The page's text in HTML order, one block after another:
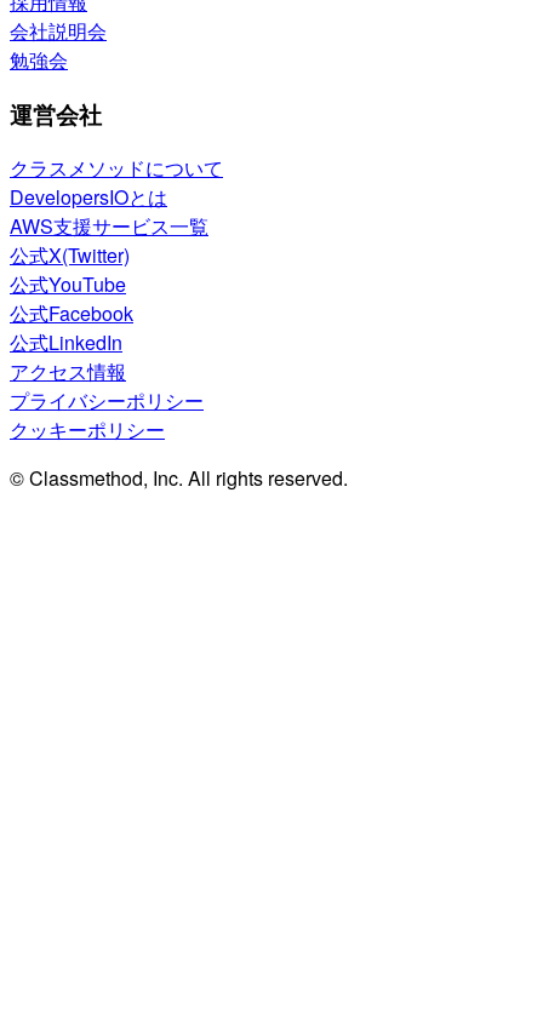
会社説明会
勉強会
運営会社
クラスメソッドについて
DevelopersIOとは
AWS支援サービス一覧
公式X(Twitter)
公式YouTube
公式Facebook
公式LinkedIn
アクセス情報
プライバシーポリシー
クッキーポリシー
© Classmethod, Inc. All rights reserved.